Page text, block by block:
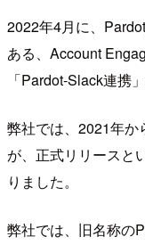
2022年4月に、
ある、Account
「Pardot-Slack連携
弊社では、2021年か
が、正式リリースと
りました。
弊社では、旧名称の